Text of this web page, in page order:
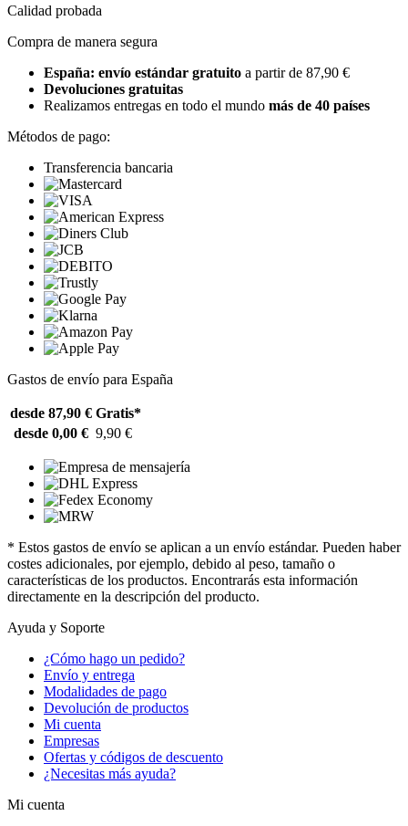
Calidad probada
Compra de manera segura
España: envío estándar gratuito a partir de 87,90 €
Devoluciones gratuitas
Realizamos entregas en todo el mundo más de 40 países
Métodos de pago:
Transferencia bancaria
Gastos de envío para España
desde 87,90 € Gratis*
desde 0,00 € 9,90 €
* Estos gastos de envío se aplican a un envío estándar. Pueden haber
costes adicionales, por ejemplo, debido al peso, tamaño o
características de los productos. Encontrarás esta información
directamente en la descripción del producto.
Ayuda y Soporte
¿Cómo hago un pedido?
Envío y entrega
Modalidades de pago
Devolución de productos
Mi cuenta
Empresas
Ofertas y códigos de descuento
¿Necesitas más ayuda?
Mi cuenta